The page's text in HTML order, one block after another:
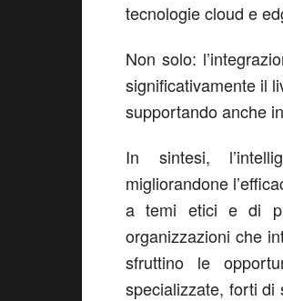
tecnologie cloud e
Non solo:
significativamente il
supportando anche
In sintesi,
migliorandone
a temi etici e di
organizzazioni che
sfruttino le
specializzate, forti di